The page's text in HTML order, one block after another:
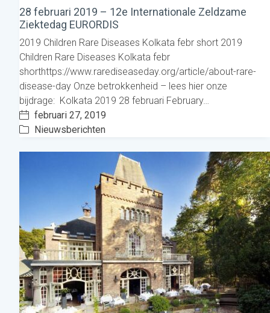
28 februari 2019 – 12e Internationale Zeldzame
Ziektedag EURORDIS
2019 Children Rare Diseases Kolkata febr short 2019
Children Rare Diseases Kolkata febr
shorthttps://www.rarediseaseday.org/article/about-rare-
disease-day Onze betrokkenheid – lees hier onze
bijdrage: Kolkata 2019 28 februari February…
februari 27, 2019
Nieuwsberichten